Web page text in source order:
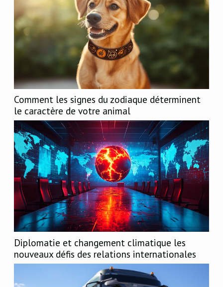
Comment les signes du zodiaque déterminent
le caractère de votre animal
Diplomatie et changement climatique les
nouveaux défis des relations internationales